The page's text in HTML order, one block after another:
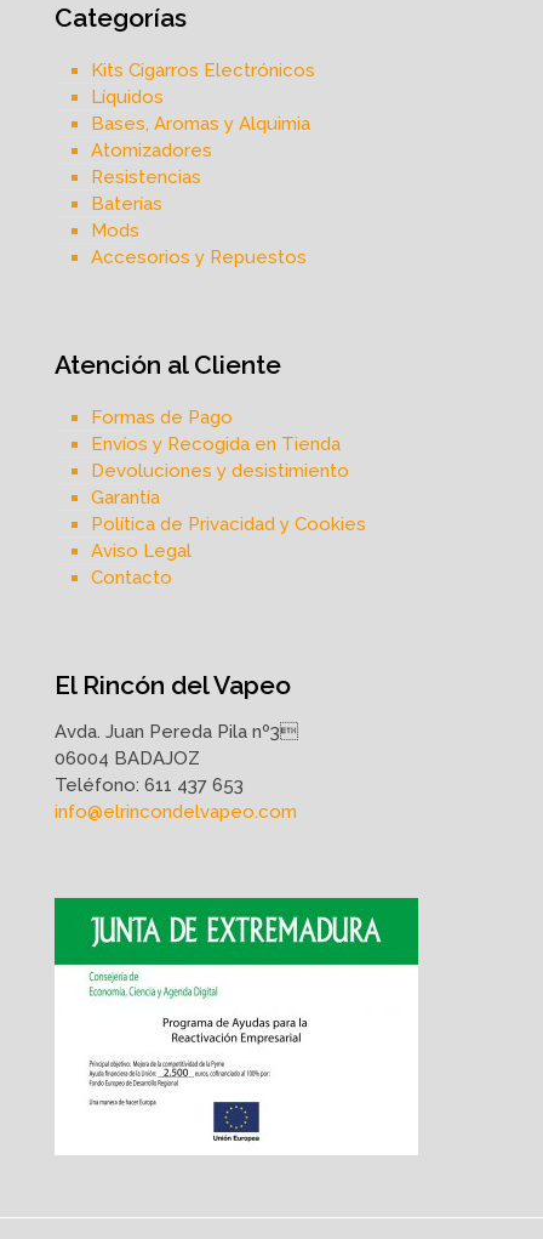
Categorías
Kits Cigarros Electrónicos
Líquidos
Bases, Aromas y Alquimia
Atomizadores
Resistencias
Baterías
Mods
Accesorios y Repuestos
Atención al Cliente
Formas de Pago
Envíos y Recogida en Tienda
Devoluciones y desistimiento
Garantía
Política de Privacidad y Cookies
Aviso Legal
Contacto
El Rincón del Vapeo
Avda. Juan Pereda Pila nº3
06004 BADAJOZ
Teléfono: 611 437 653
info@elrincondelvapeo.com